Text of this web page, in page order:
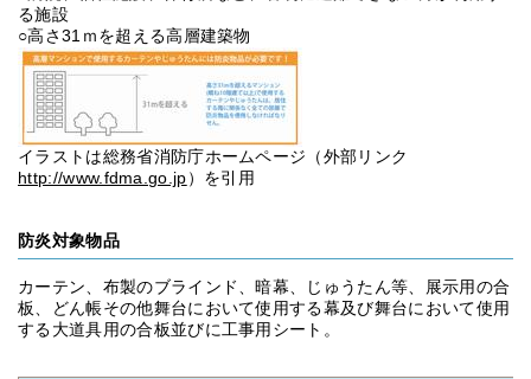
る施設
○高さ31ｍを超える高層建築物
イラストは総務省消防庁ホームページ（外部リンク
http://www.fdma.go.jp）を引用
防炎対象物品
カーテン、布製のブラインド、暗幕、じゅうたん等、展示用の合
板、どん帳その他舞台において使用する幕及び舞台において使用
する大道具用の合板並びに工事用シート。